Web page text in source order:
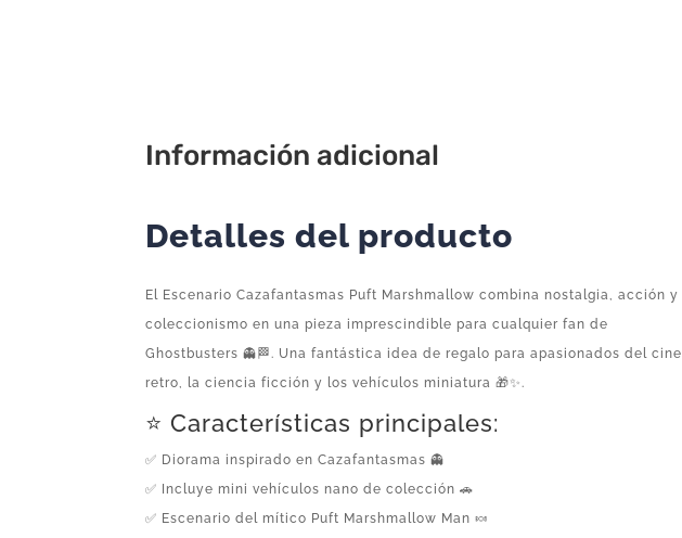
Información adicional
Detalles del producto
El Escenario Cazafantasmas Puft Marshmallow combina nostalgia, acción y
coleccionismo en una pieza imprescindible para cualquier fan de
Ghostbusters 👻🏁. Una fantástica idea de regalo para apasionados del cine
retro, la ciencia ficción y los vehículos miniatura 🎁✨.
⭐ Características principales:
✅ Diorama inspirado en Cazafantasmas 👻
✅ Incluye mini vehículos nano de colección 🚗
✅ Escenario del mítico Puft Marshmallow Man 🍬